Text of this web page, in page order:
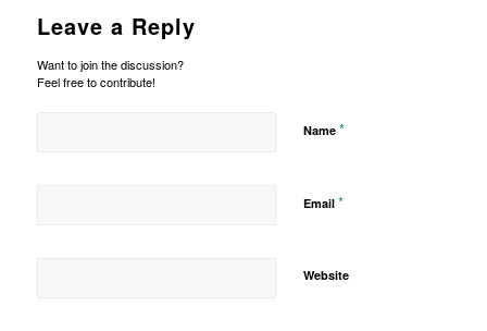
Leave a Reply
Want to join the discussion?
Feel free to contribute!
Name *
Email *
Website